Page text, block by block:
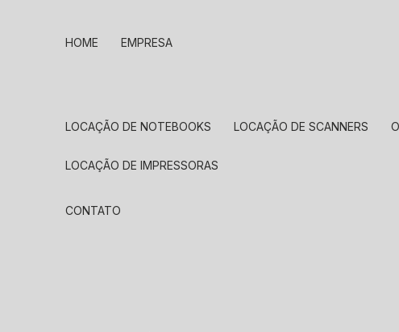
HOME EMPRESA
LOCAÇÃO DE NOTEBOOKS LOCAÇÃO DE SCANNERS
LOCAÇÃO DE IMPRESSORAS
CONTATO